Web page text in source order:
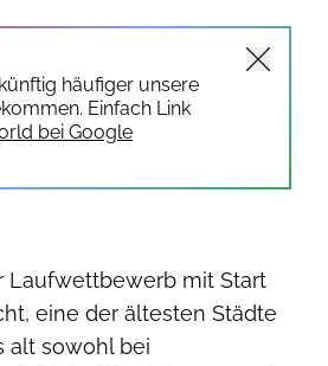
häufiger unsere
Einfach Link
bei Google
Laufwettbewerb mit Start
eine der ältesten Städte
alt sowohl bei